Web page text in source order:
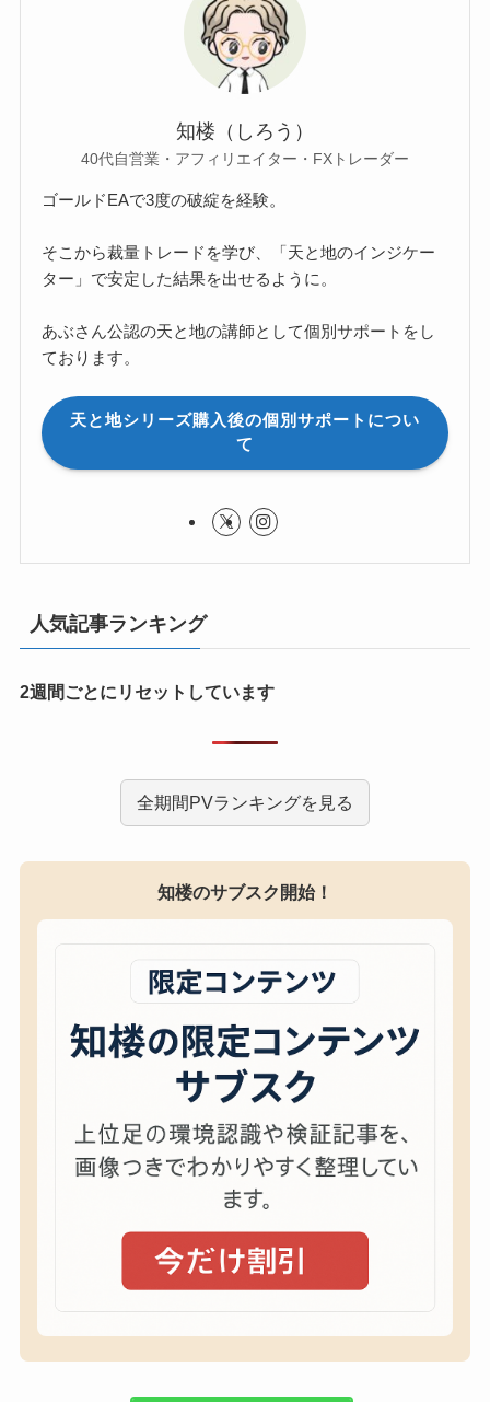
知楼（しろう）
40代自営業・アフィリエイター・FXトレーダー
ゴールドEAで3度の破綻を経験。
そこから裁量トレードを学び、「天と地のインジケー
ター」で安定した結果を出せるように。
あぶさん公認の天と地の講師として個別サポートをし
ております。
天と地シリーズ購入後の個別サポートについ
て
人気記事ランキング
2週間ごとにリセットしています
全期間PVランキングを見る
知楼のサブスク開始！